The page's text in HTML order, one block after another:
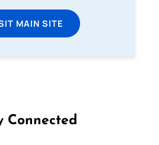
MAIN SITE
Connected